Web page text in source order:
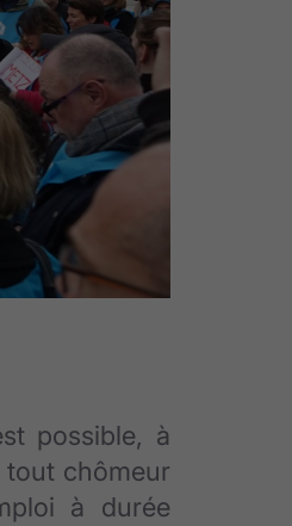
possible, à
chômeur
à durée